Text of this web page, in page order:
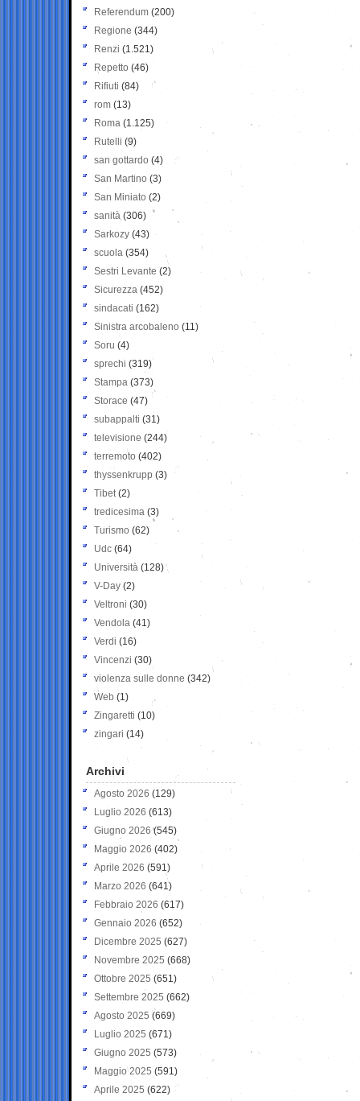
Referendum (200)
Regione (344)
Renzi (1.521)
Repetto (46)
Rifiuti (84)
rom (13)
Roma (1.125)
Rutelli (9)
san gottardo (4)
San Martino (3)
San Miniato (2)
sanità (306)
Sarkozy (43)
scuola (354)
Sestri Levante (2)
Sicurezza (452)
sindacati (162)
Sinistra arcobaleno (11)
Soru (4)
sprechi (319)
Stampa (373)
Storace (47)
subappalti (31)
televisione(244)
terremoto (402)
thyssenkrupp (3)
Tibet(2)
tredicesima (3)
Turismo (62)
Udc (64)
Università (128)
V-Day (2)
Veltroni (30)
Vendola (41)
Verdi (16)
Vincenzi (30)
violenza sulle donne (342)
Web (1)
Zingaretti (10)
zingari (14)
Archivi
Agosto 2026 (129)
Luglio 2026 (613)
Giugno 2026 (545)
Maggio 2026 (402)
Aprile 2026 (591)
Marzo 2026 (641)
Febbraio 2026 (617)
Gennaio 2026 (652)
Dicembre 2025 (627)
Novembre 2025 (668)
Ottobre 2025 (651)
Settembre 2025 (662)
Agosto 2025 (669)
Luglio 2025 (671)
Giugno 2025 (573)
Maggio 2025 (591)
Aprile 2025 (622)